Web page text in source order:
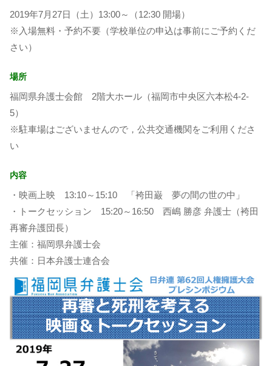
2019年7月27日（土）13:00～（12:30 開場）
※入場無料・予約不要（学校単位の申込は事前にご予約くだ
さい）
場所
福岡県弁護士会館 2階大ホール（福岡市中央区六本松4-2-
5）
※駐車場はございませんので，公共交通機関をご利用くださ
い
内容
・映画上映 13:10～15:10 「袴田巌 夢の間の世の中」
・トークセッション 15:20～16:50 西嶋 勝彦 弁護士（袴田
再審弁護団長）
主催：福岡県弁護士会
共催：日本弁護士連合会